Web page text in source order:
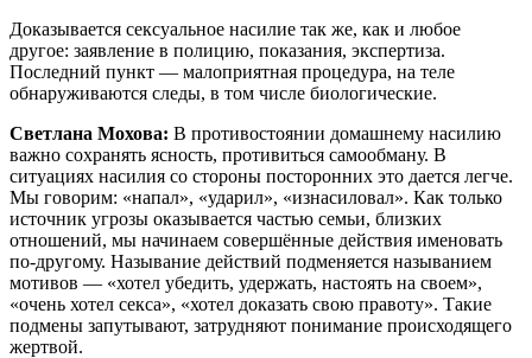
Доказывается сексуальное насилие так же, как и любое
другое: заявление в полицию, показания, экспертиза.
Последний пункт — малоприятная процедура, на теле
обнаруживаются следы, в том числе биологические.
Светлана Мохова: В противостоянии домашнему насилию
важно сохранять ясность, противиться самообману. В
ситуациях насилия со стороны посторонних это дается легче.
Мы говорим: «напал», «ударил», «изнасиловал». Как только
источник угрозы оказывается частью семьи, близких
отношений, мы начинаем совершённые действия именовать
по-другому. Называние действий подменяется называнием
мотивов — «хотел убедить, удержать, настоять на своем»,
«очень хотел секса», «хотел доказать свою правоту». Такие
подмены запутывают, затрудняют понимание происходящего
жертвой.